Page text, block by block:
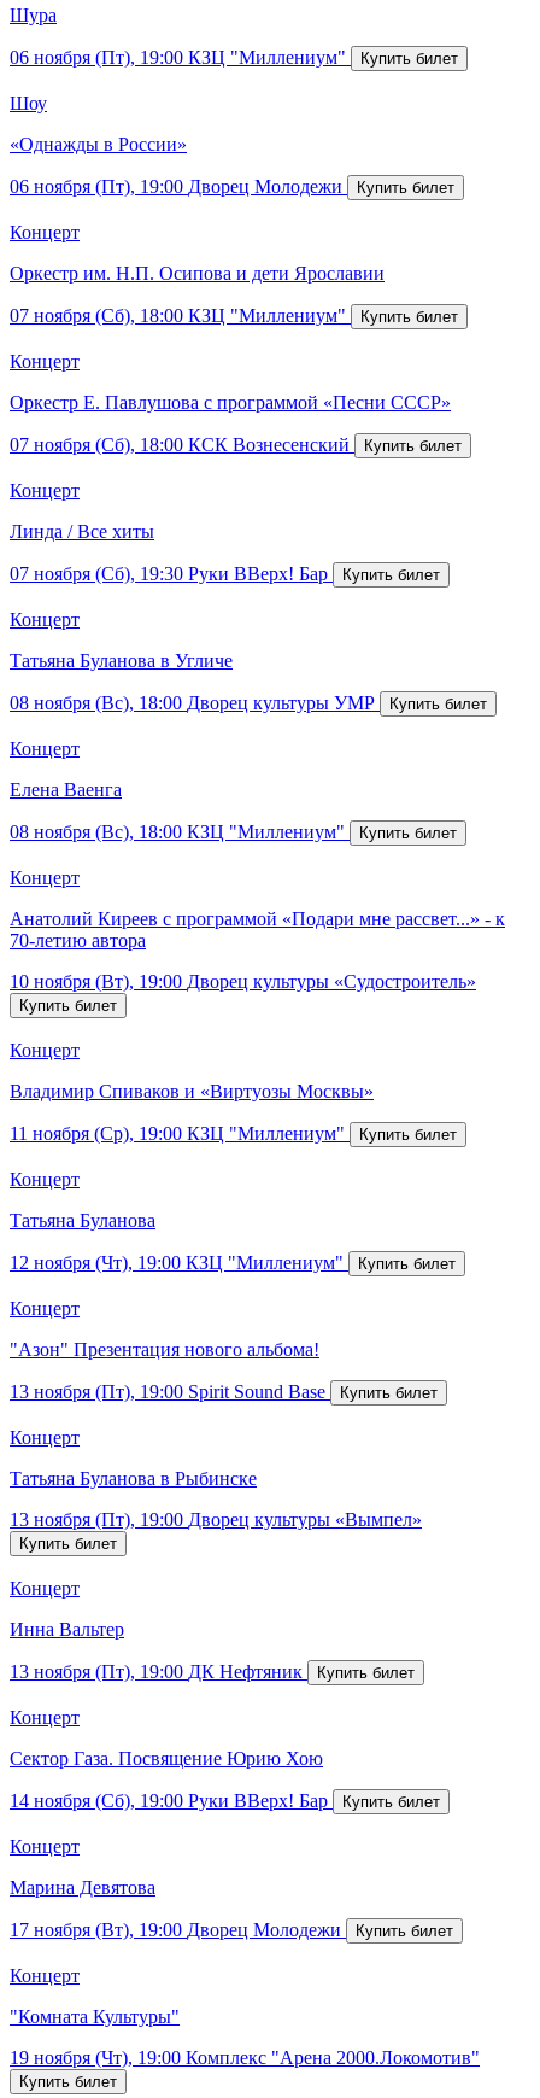
Шура
06 ноября (Пт), 19:00 КЗЦ "Миллениум"
Шоу
«Однажды в России»
06 ноября (Пт), 19:00 Дворец Молодежи
Концерт
Оркестр им. Н.П. Осипова и дети Ярославии
07 ноября (Сб), 18:00 КЗЦ "Миллениум"
Концерт
Оркестр Е. Павлушова с программой «Песни СССР»
07 ноября (Сб), 18:00 КСК Вознесенский
Концерт
Линда / Все хиты
07 ноября (Сб), 19:30 Руки ВВерх! Бар
Концерт
Татьяна Буланова в Угличе
08 ноября (Вс), 18:00 Дворец культуры УМР
Концерт
Елена Ваенга
08 ноября (Вс), 18:00 КЗЦ "Миллениум"
Концерт
Анатолий Киреев с программой «Подари мне рассвет...» - к
70-летию автора
10 ноября (Вт), 19:00 Дворец культуры «Судостроитель»
Концерт
Владимир Спиваков и «Виртуозы Москвы»
11 ноября (Ср), 19:00 КЗЦ "Миллениум"
Концерт
Татьяна Буланова
12 ноября (Чт), 19:00 КЗЦ "Миллениум"
Концерт
"Азон" Презентация нового альбома!
13 ноября (Пт), 19:00 Spirit Sound Base
Концерт
Татьяна Буланова в Рыбинске
13 ноября (Пт), 19:00 Дворец культуры «Вымпел»
Концерт
Инна Вальтер
13 ноября (Пт), 19:00 ДК Нефтяник
Концерт
Сектор Газа. Посвящение Юрию Хою
14 ноября (Сб), 19:00 Руки ВВерх! Бар
Концерт
Марина Девятова
17 ноября (Вт), 19:00 Дворец Молодежи
Концерт
"Комната Культуры"
19 ноября (Чт), 19:00 Комплекс "Арена 2000.Локомотив"